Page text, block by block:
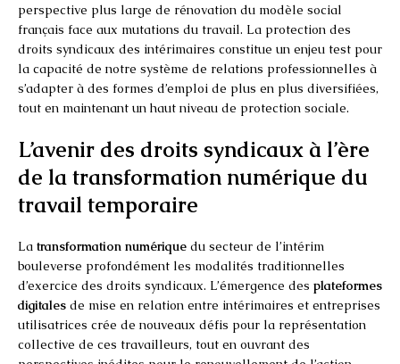
perspective plus large de rénovation du modèle social
français face aux mutations du travail. La protection des
droits syndicaux des intérimaires constitue un enjeu test pour
la capacité de notre système de relations professionnelles à
s’adapter à des formes d’emploi de plus en plus diversifiées,
tout en maintenant un haut niveau de protection sociale.
L’avenir des droits syndicaux à l’ère
de la transformation numérique du
travail temporaire
La transformation numérique du secteur de l’intérim
bouleverse profondément les modalités traditionnelles
d’exercice des droits syndicaux. L’émergence des plateformes
digitales de mise en relation entre intérimaires et entreprises
utilisatrices crée de nouveaux défis pour la représentation
collective de ces travailleurs, tout en ouvrant des